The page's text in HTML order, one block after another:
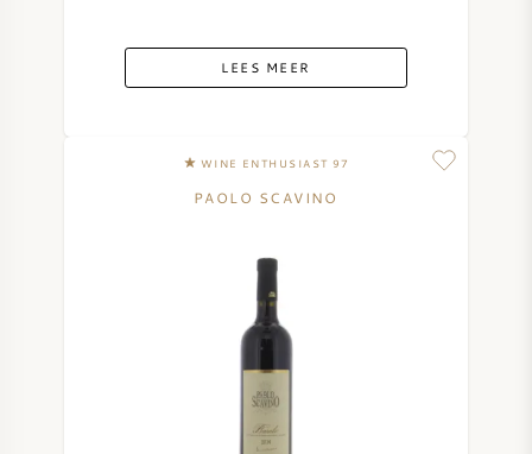
LEES MEER
WINE ENTHUSIAST 97
PAOLO SCAVINO